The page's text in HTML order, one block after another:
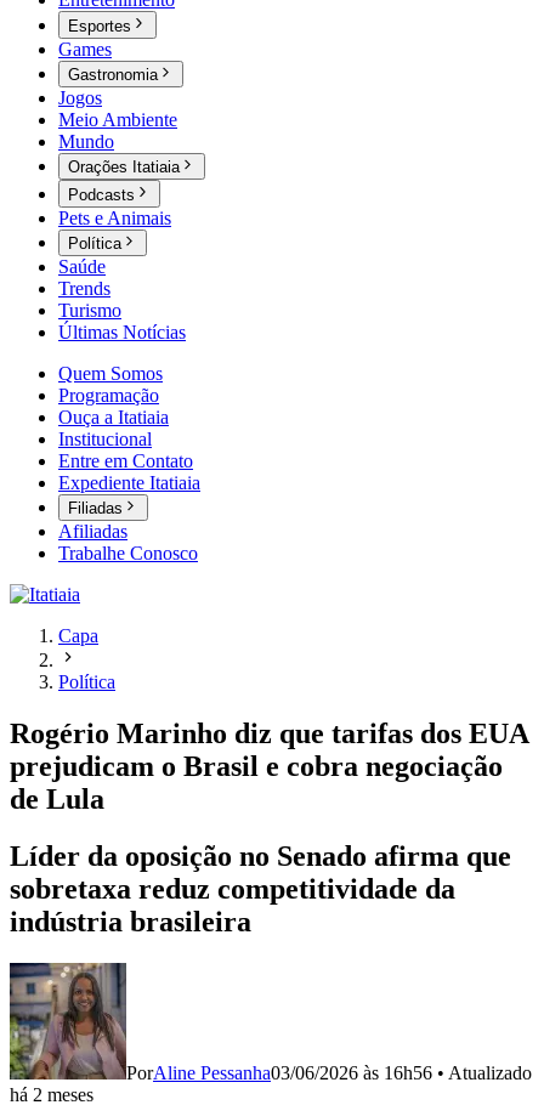
Esportes
Games
Gastronomia
Jogos
Meio Ambiente
Mundo
Orações Itatiaia
Podcasts
Pets e Animais
Política
Saúde
Trends
Turismo
Últimas Notícias
Quem Somos
Programação
Ouça a Itatiaia
Institucional
Entre em Contato
Expediente Itatiaia
Filiadas
Afiliadas
Trabalhe Conosco
Capa
Política
Rogério Marinho diz que tarifas dos EUA
prejudicam o Brasil e cobra negociação
de Lula
Líder da oposição no Senado afirma que
sobretaxa reduz competitividade da
indústria brasileira
PorAline Pessanha03/06/2026 às 16h56 • Atualizado
há 2 meses